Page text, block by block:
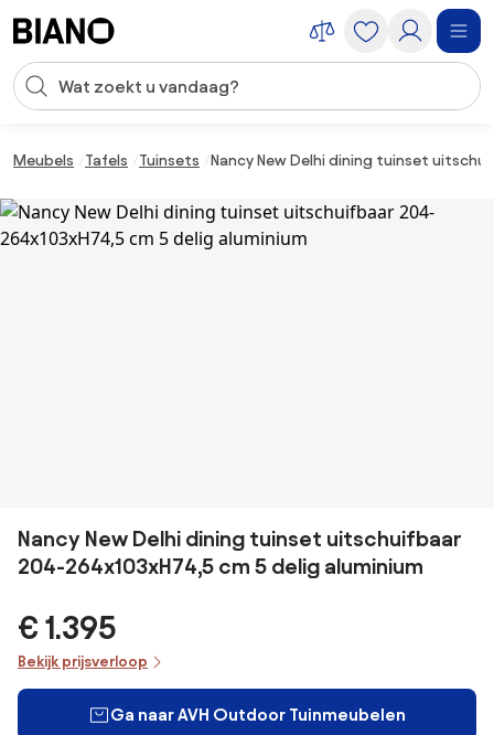
Zoekopdracht invoeren
Meubels Tafels Tuinsets Nancy New Delhi dining tuinset
Nancy New Delhi dining tuinset uitschuifbaar
204-264x103xH74,5 cm 5 delig aluminium
€ 1.395
Bekijk prijsverloop
Ga naar AVH Outdoor Tuinmeubelen